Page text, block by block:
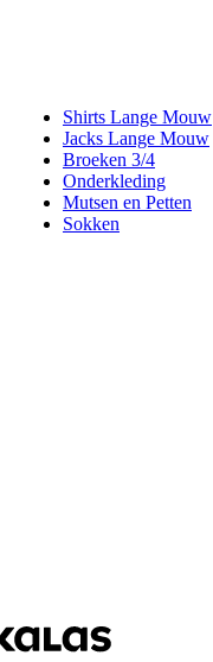
Shirts Lange Mouw
Jacks Lange Mouw
Broeken 3/4
Onderkleding
Mutsen en Petten
Sokken